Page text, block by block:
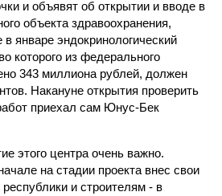
и объявят об открытии и вводе в
объекта здравоохранения,
январе эндокринологический
которого из федерального
343 миллиона рублей, должен
Накануне открытия проверить
приехал сам Юнус-Бек
этого центра очень важно.
на стадии проекта внес свои
и строителям - в